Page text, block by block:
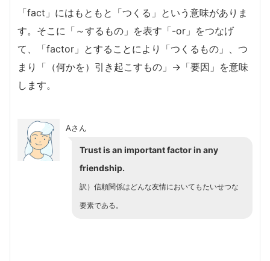
「fact」にはもともと「つくる」という意味がありま
す。そこに「～するもの」を表す「-or」をつなげ
て、「factor」とすることにより「つくるもの」、つ
まり「（何かを）引き起こすもの」→「要因」を意味
します。
Aさん
Trust is an important factor in any
friendship.
訳）信頼関係はどんな友情においてもたいせつな
要素である。